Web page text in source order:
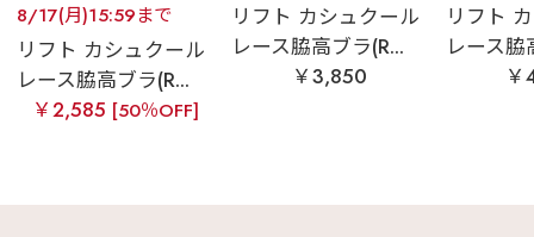
8/17(月)15:59まで
リフト カシュクール
レース脇高ブラ(R...
￥2,585 [50％OFF]
リフト カシュクール
レース脇高ブラ(R...
￥3,850
リフト
レース脇